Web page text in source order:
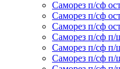
Саморез п/сф
Саморез п/сф
Саморез п/сф
Саморез п/сф п/
Саморез п/сф п/
Саморез п/сф п/